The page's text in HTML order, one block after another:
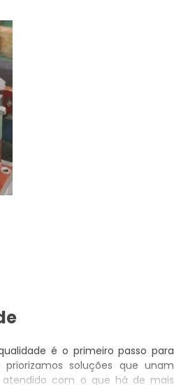
é o primeiro passo para
soluções que unam
atendido com o que há de mais